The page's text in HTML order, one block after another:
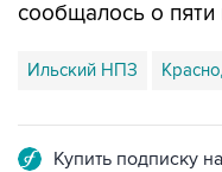
сообщалось о
Ильский НПЗ
Купить подписку